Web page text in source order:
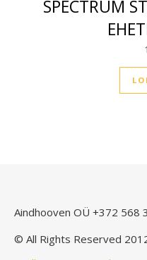
SPECTRUM
Aindhooven OÜ +372 568
© All Rights Reserved